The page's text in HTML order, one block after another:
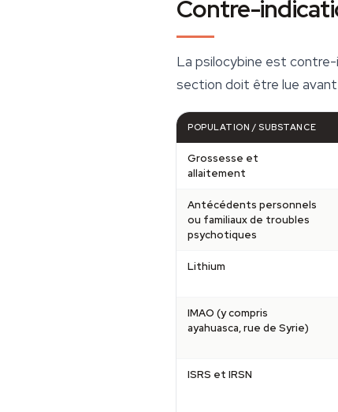
Contre-
La psilocybine est
section doit être lue
POPULATION / SUBSTANCE
Grossesse et
allaitement
Antécédents personnels
ou familiaux de troubles
psychotiques
Lithium
IMAO (y compris
ayahuasca, rue de Syrie)
ISRS et IRSN